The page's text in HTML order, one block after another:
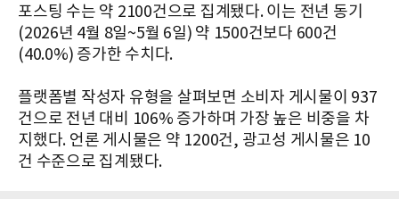
포스팅 수는 약 2100건으로 집계됐다. 이는 전년 동기
(2026년 4월 8일~5월 6일) 약 1500건보다 600건
(40.0%) 증가한 수치다.
플랫폼별 작성자 유형을 살펴보면 소비자 게시물이 937
건으로 전년 대비 106% 증가하며 가장 높은 비중을 차
지했다. 언론 게시물은 약 1200건, 광고성 게시물은 10
건 수준으로 집계됐다.